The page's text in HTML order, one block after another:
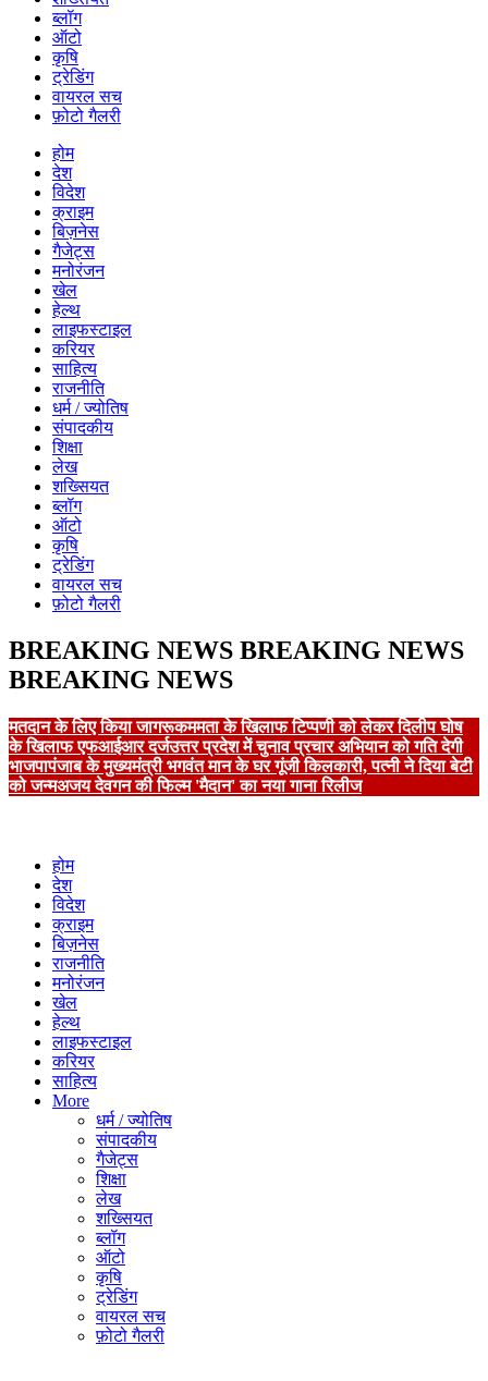
ब्लॉग
ऑटो
कृषि
ट्रेडिंग
वायरल सच
फ़ोटो गैलरी
होम
देश
विदेश
क्राइम
बिज़नेस
गैजेट्स
मनोरंजन
खेल
हेल्थ
लाइफस्टाइल
करियर
साहित्य
राजनीति
धर्म / ज्योतिष
संपादकीय
शिक्षा
लेख
शख्सियत
ब्लॉग
ऑटो
कृषि
ट्रेडिंग
वायरल सच
फ़ोटो गैलरी
BREAKING NEWS BREAKING NEWS
BREAKING NEWS
मतदान के लिए किया जागरूकममता के खिलाफ टिप्पणी को लेकर दिलीप घोष
के खिलाफ एफआईआर दर्जउत्तर प्रदेश में चुनाव प्रचार अभियान को गति देगी
भाजपापंजाब के मुख्यमंत्री भगवंत मान के घर गूंजी किलकारी, पत्नी ने दिया बेटी
को जन्मअजय देवगन की फिल्म 'मैदान' का नया गाना रिलीज
होम
देश
विदेश
क्राइम
बिज़नेस
राजनीति
मनोरंजन
खेल
हेल्थ
लाइफस्टाइल
करियर
साहित्य
More
धर्म / ज्योतिष
संपादकीय
गैजेट्स
शिक्षा
लेख
शख्सियत
ब्लॉग
ऑटो
कृषि
ट्रेडिंग
वायरल सच
फ़ोटो गैलरी